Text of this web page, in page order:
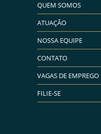
QUEM SOMOS
ATUAÇÃO
NOSSA EQUIPE
CONTATO
VAGAS DE EMPREGO
FILIE-SE